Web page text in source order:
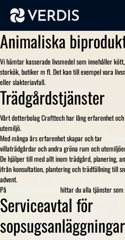
Animaliska
Vi hämtar kasserade livsmedel som innehåller
storkök, butiker m fl. Det kan till exempel vara
eller slakteriavfall.
Trädgårdstjänster
Vårt dotterbolag Crafttech har lång erfarenhet
utemiljö.
Med många års erfarenhet skapar och tar
villaträdgårdar och andra gröna rum och
De hjälper till med allt inom trädgård, planering,
ifrån konsultation, plantering och trädfällning till
advent.
På
hittar du alla tjänster
Serviceavtal för
sopsugsanläggningar